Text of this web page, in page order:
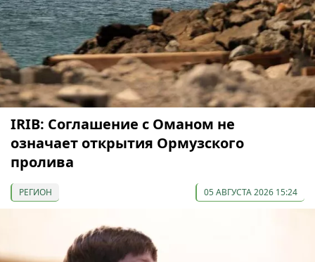
IRIB: Соглашение с Оманом не
означает открытия Ормузского
пролива
РЕГИОН 05 АВГУСТА 2026 15:24